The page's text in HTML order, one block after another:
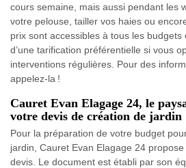
cours semaine, mais aussi pendant les
votre pelouse, tailler vos haies ou
prix sont accessibles à tous les
d’une tarification préférentielle si vous
interventions régulières. Pour des
appelez-la !
Cauret Evan Elagage 24, le
votre devis de création de jardin
Pour la préparation de votre budget
jardin, Cauret Evan Elagage 24
devis. Le document est établi par son